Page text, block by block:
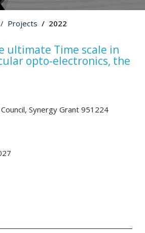
Projects 2022
ultimate Time scale in
opto-electronics, the
Synergy Grant 951224